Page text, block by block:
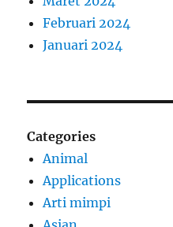
Februari 2024
Januari 2024
Categories
Animal
Applications
Arti mimpi